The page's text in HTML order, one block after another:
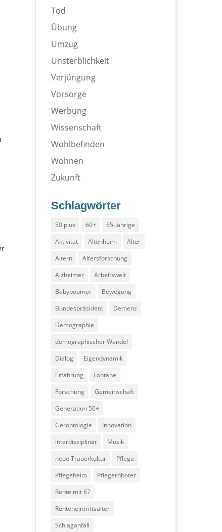
Tod
Übung
Umzug
Unsterblichkeit
Verjüngung
Vorsorge
Werbung
Wissenschaft
Wohlbefinden
Wohnen
Zukunft
Schlagwörter
50 plus 60+
65-Jährige
Aktivität
Altenheim
Alter
Altern
Altersforschung
Alzheimer
Arbeitswelt
Babyboomer
Bewegung
Bundespräsident
Demenz
Demographie
demographischer Wandel
Dialog
Eigendynamik
Erfahrung
Fontane
Forschung
Gemeinschaft
Generation 50+
Gerontologie
Innovation
interdisziplinär
Musik
neue Trauerkultur
Pflege
Pflegeheim
Pflegeroboter
Rente mit 67
Renteneintrittsalter
Schlaganfall